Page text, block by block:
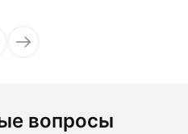
вопросы